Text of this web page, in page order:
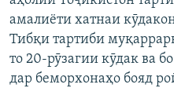
Ҳамаи сомонаҳои RFE/
амалиёти хатнаи
Тибқи тартиби
то 20-рӯзагии кӯдак ва
дар беморхонаҳо бояд